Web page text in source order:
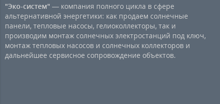
"Эко-систем" — компания полного цикла в сфере
альтернативной энергетики: как продаем солнечные
панели, тепловые насосы, гелиоколлекторы, так и
производим монтаж солнечных электростанций под ключ,
монтаж тепловых насосов и солнечных коллекторов и
дальнейшее сервисное сопровождение объектов.